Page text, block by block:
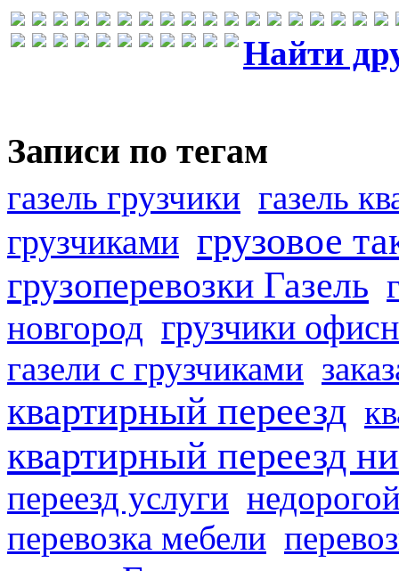
Найти
Записи по тегам
газель грузчики газель
грузчиками грузовое
грузоперевозки Газель
новгород грузчики
газели с грузчиками
квартирный переезд
квартирный переезд
переезд услуги
перевозка мебели